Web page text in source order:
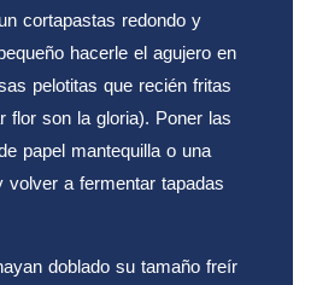
cortapastas redondo y
hacerle el agujero en
pelotitas que recién fritas
flor son la gloria). Poner las
papel mantequilla o una
volver a fermentar tapadas
doblado su tamaño freír